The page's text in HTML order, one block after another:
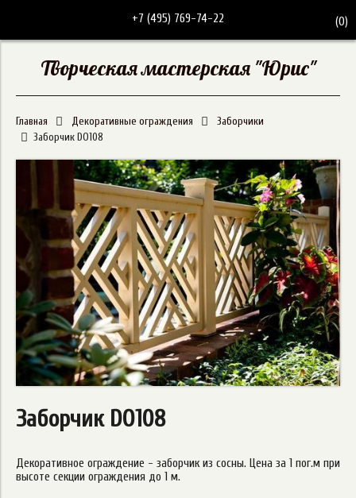
+7 (495) 769-74-22 (0)
Творческая мастерская "Юрис"
Главная Декоративные ограждения
Заборчики
Заборчик DO108
Заборчик DO108
Декоративное ограждение - заборчик из сосны. Цена за 1 пог.м при
высоте секции ограждения до 1 м.